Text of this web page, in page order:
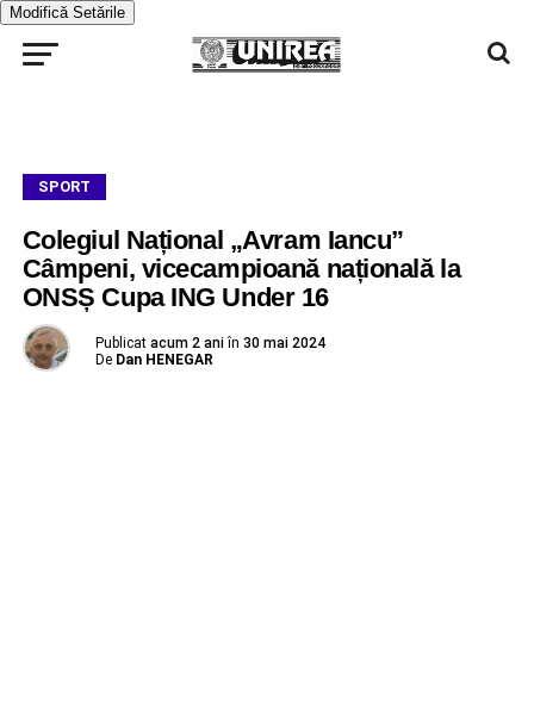
Modifică Setările
SPORT
Colegiul Național „Avram Iancu”
Câmpeni, vicecampioană națională la
ONSȘ Cupa ING Under 16
Publicat acum 2 ani în 30 mai 2024
De Dan HENEGAR